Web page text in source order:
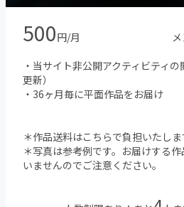
500円/月
・当サイト非公開アクティビティの
更新）
・36ヶ月毎に平面作品をお届け
＊作品送料はこちらで負担いたしま
＊写真は参考例です。お届けする
いませんのでご注意ください。